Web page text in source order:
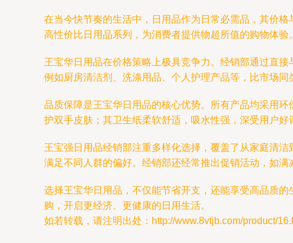
在当今快节奏的生活中，日用品作为日常必需品，其价
高性价比日用品系列，为消费者提供物超所值的购物体验。
王宝华日用品在价格策略上极具竞争力。经销部通过直
例如厨房清洁剂、洗涤用品、个人护理产品等，比市场
品质保障是王宝华日用品的核心优势。所有产品均采用
护双手皮肤；其卫生纸柔软舒适，吸水性强，深受用户
王宝强日用品经销部注重多样化选择，覆盖了从家庭清
满足不同人群的偏好。经销部还经常推出促销活动，如满
选择王宝华日用品，不仅能节省开支，还能享受高品质
购，开启更经济、更健康的日用生活。
如若转载，请注明出处：http://www.8vtjb.com/product/